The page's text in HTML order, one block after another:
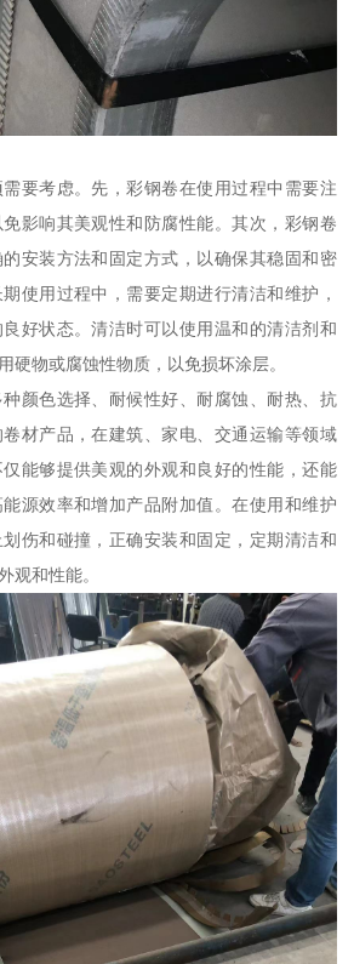
要考虑。先，彩钢卷在使用过程中需要注
影响其美观性和防腐性能。其次，彩钢卷
安装方法和固定方式，以确保其稳固和密
使用过程中，需要定期进行清洁和维护，
好状态。清洁时可以使用温和的清洁剂和
硬物或腐蚀性物质，以免损坏涂层。
颜色选择、耐候性好、耐腐蚀、耐热、抗
材产品，在建筑、家电、交通运输等领域
能够提供美观的外观和良好的性能，还能
源效率和增加产品附加值。在使用和维护
伤和碰撞，正确安装和固定，定期清洁和
观和性能。